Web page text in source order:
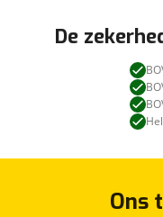
De
Ons